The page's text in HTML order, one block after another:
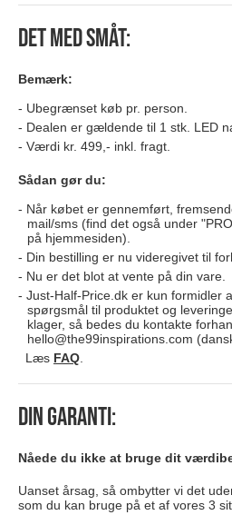
Det med småt:
Bemærk:
Ubegrænset køb pr. person.
Dealen er gældende til 1 stk. LED
Værdi kr. 499,- inkl. fragt.
Sådan gør du:
Når købet er gennemført,
mail/sms (find det også under
på hjemmesiden).
Din bestilling er nu videregivet til
Nu er det blot at vente på din vare.
Just-Half-Price.dk er kun formidler
spørgsmål til produktet og
klager, så bedes du kontakte
hello@the99inspirations.com
Læs FAQ.
Din garanti:
Nåede du ikke at bruge dit
Uanset årsag, så ombytter vi det
som du kan bruge på et af vores 3